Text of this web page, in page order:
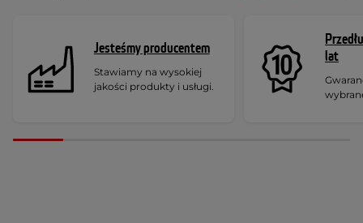
Jesteśmy producentem
Stawiamy na wysokiej
jakości produkty i usługi.
lat